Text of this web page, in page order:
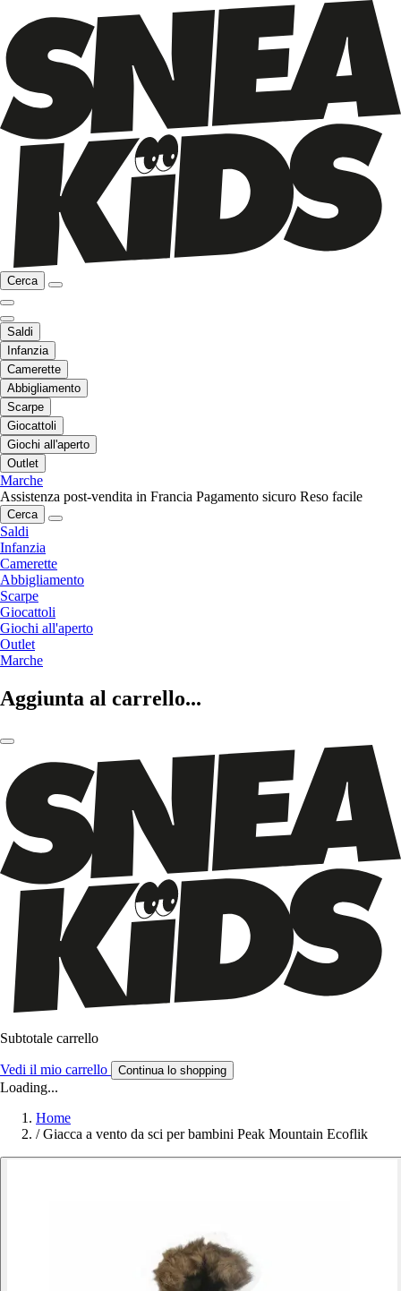
Cerca
Saldi
Infanzia
Camerette
Abbigliamento
Scarpe
Giocattoli
Giochi all'aperto
Outlet
Marche
Assistenza post-vendita in Francia Pagamento sicuro Reso facile
Cerca
Saldi
Infanzia
Camerette
Abbigliamento
Scarpe
Giocattoli
Giochi all'aperto
Outlet
Marche
Aggiunta al carrello...
Subtotale carrello
Vedi il mio carrello Continua lo shopping
Loading...
Home
/ Giacca a vento da sci per bambini Peak Mountain Ecoflik